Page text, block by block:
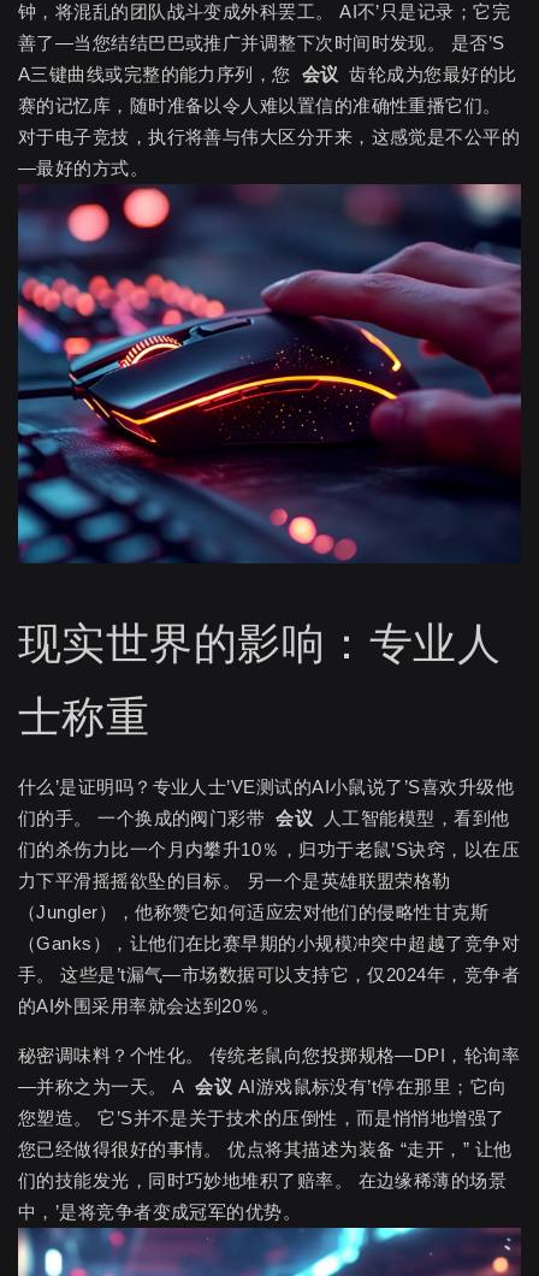
钟，将混乱的团队战斗变成外科罢工。 AI不’只是记录；它完
善了—当您结结巴巴或推广并调整下次时间时发现。 是否’S
A三键曲线或完整的能力序列，您
会议 齿轮成为您最好的比
赛的记忆库，随时准备以令人难以置信的准确性重播它们。
对于电子竞技，执行将善与伟大区分开来，这感觉是不公平的
—最好的方式。
现实世界的影响：专业人
士称重
什么’是证明吗？专业人士’VE测试的AI小鼠说了’S喜欢升级他
们的手。 一个换成的阀门彩带 会议
人工智能模型，看到他
们的杀伤力比一个月内攀升10％，归功于老鼠’S诀窍，以在压
力下平滑摇摇欲坠的目标。 另一个是英雄联盟荣格勒
（Jungler），他称赞它如何适应宏对他们的侵略性甘克斯
（Ganks），让他们在比赛早期的小规模冲突中超越了竞争对
手。 这些是’t漏气—市场数据可以支持它，仅2024年，竞争者
的AI外围采用率就会达到20％。
秘密调味料？个性化。 传统老鼠向您投掷规格—DPI，轮询率
—并称之为一天。 A 会议 AI游戏鼠标没有’t停在那里；它向
您塑造。 它’S并不是关于技术的压倒性，而是悄悄地增强了
您已经做得很好的事情。 优点将其描述为装备 “走开，” 让他
们的技能发光，同时巧妙地堆积了赔率。 在边缘稀薄的场景
中，’是将竞争者变成冠军的优势。